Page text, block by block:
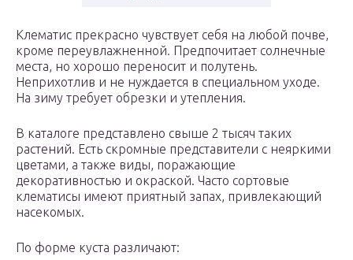
Клематис прекрасно чувствует себя на любой почве,
кроме переувлажненной. Предпочитает солнечные
места, но хорошо переносит и полутень.
Неприхотлив и не нуждается в специальном уходе.
На зиму требует обрезки и утепления.
В каталоге представлено свыше 2 тысяч таких
растений. Есть скромные представители с неяркими
цветами, а также виды, поражающие
декоративностью и окраской. Часто сортовые
клематисы имеют приятный запах, привлекающий
насекомых.
По форме куста различают: